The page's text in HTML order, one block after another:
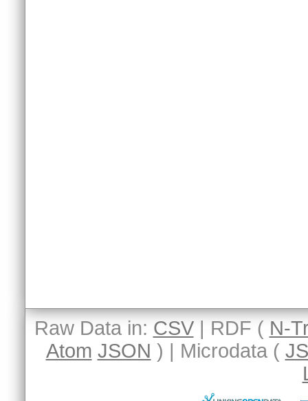
Raw Data in: CSV| RDF ( N-
Atom JSON ) | Microdata (